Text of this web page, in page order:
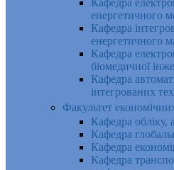
Кафедра
енергетичного
Кафедра
енергетичного
Кафедра
біомедичної
Кафедра
інтегрованих
Факультет
Кафедра обліку,
Кафедра
Кафедра
Кафедра